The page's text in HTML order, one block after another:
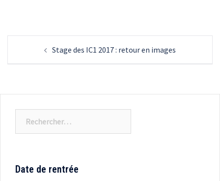
d’article
Stage des IC1 2017 : retour en images
Date de rentrée